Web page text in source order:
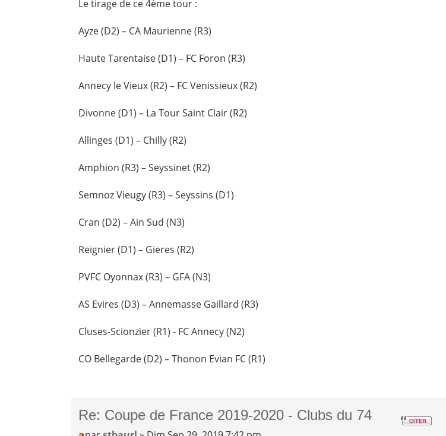
Le tirage de ce 4ème tour :
Ayze (D2) – CA Maurienne (R3)
Haute Tarentaise (D1) – FC Foron (R3)
Annecy le Vieux (R2) – FC Venissieux (R2)
Divonne (D1) – La Tour Saint Clair (R2)
Allinges (D1) – Chilly (R2)
Amphion (R3) – Seyssinet (R2)
Semnoz Vieugy (R3) – Seyssins (D1)
Cran (D2) – Ain Sud (N3)
Reignier (D1) – Gieres (R2)
PVFC Oyonnax (R3) – GFA (N3)
AS Evires (D3) – Annemasse Gaillard (R3)
Cluses-Scionzier (R1) - FC Annecy (N2)
CO Bellegarde (D2) – Thonon Evian FC (R1)
Re: Coupe de France 2019-2020 - Clubs du 74